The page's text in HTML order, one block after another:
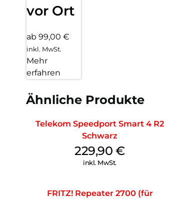
vor Ort
ab 99,00 €
inkl. MwSt.
Mehr
erfahren
Ähnliche Produkte
Telekom Speedport Smart 4 R2
Schwarz
229,90€
inkl. MwSt.
FRITZ! Repeater 2700 (für